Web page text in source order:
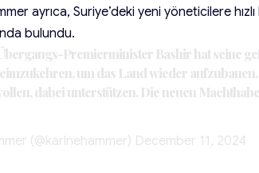
ayrıca, Suriye’deki yeni yöneticilere
bulundu.
Premierminister Bashir hat seine
um das Land wieder
dabei unterstützen. Die neuen
(@karlnehammer) December 11, 2024